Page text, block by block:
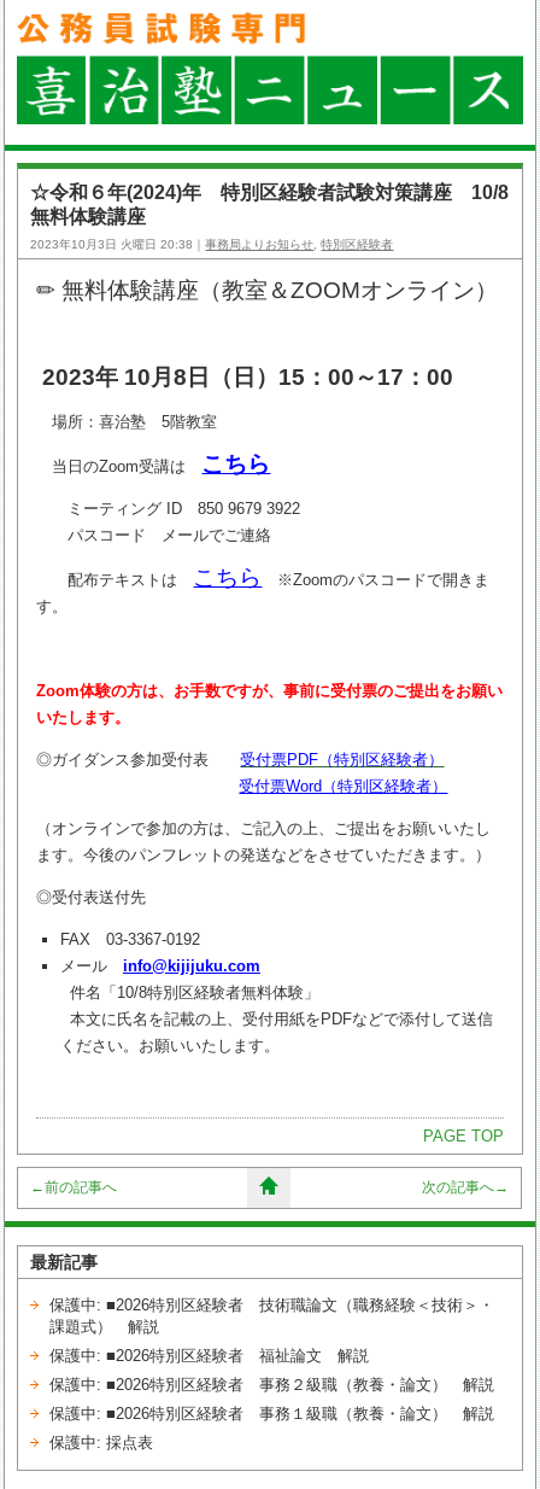
☆令和６年(2024)年 特別区経験者試験対策講座 10/8
無料体験講座
2023年10月3日 火曜日 20:38｜事務局よりお知らせ,特別区経験者
✏ 無料体験講座（教室＆ZOOMオンライン）
2023年 10月8日（日）15：00～17：00
場所：喜治塾 5階教室
当日のZoom受講は こちら
ミーティング ID850 9679 3922
パスコード メールでご連絡
配布テキストは こちら
※Zoomのパスコードで開きま
す。
Zoom体験の方は、お手数ですが、事前に受付票のご提出をお願い
いたします。
◎ガイダンス参加受付表受付票PDF（特別区経験者）
受付票Word（特別区経験者）
（オンラインで参加の方は、ご記入の上、ご提出をお願いいたし
ます。今後のパンフレットの発送などをさせていただきます。）
◎受付表送付先
FAX 03-3367-0192
メール info@kijijuku.com
件名「10/8特別区経験者無料体験」
本文に氏名を記載の上、受付用紙をPDFなどで添付して送信
ください。お願いいたします。
PAGE TOP
←前の記事へ 次の記事へ→
最新記事
保護中: ■2026特別区経験者 技術職論文（職務経験＜技術＞・
課題式） 解説
保護中: ■2026特別区経験者 福祉論文 解説
保護中: ■2026特別区経験者 事務２級職（教養・論文） 解説
保護中: ■2026特別区経験者 事務１級職（教養・論文） 解説
保護中: 採点表